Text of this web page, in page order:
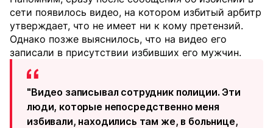
сети появилось видео, на котором избитый арбитр
утверждает, что не имеет ни к кому претензий.
Однако позже выяснилось, что на видео его
записали в присутствии избивших его мужчин.
"Видео записывал сотрудник полиции. Эти
люди, которые непосредственно меня
избивали, находились там же, в больнице,